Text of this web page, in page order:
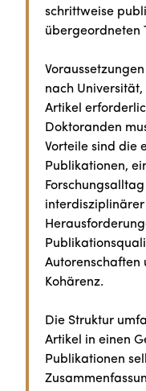
schrittweise
übergeordneten
nach
Artikel
Doktoranden
Vorteile sind die
Publikationen,
interdisziplinärer
Autorenschaften
Kohärenz.
Die Struktur
Artikel in einen
Publikationen